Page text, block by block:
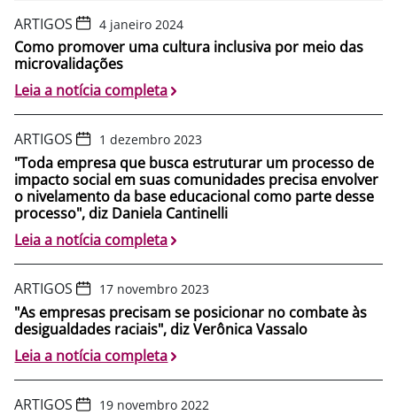
ARTIGOS 4 janeiro 2024
Como promover uma cultura inclusiva por meio das
microvalidações
Leia a notícia completa
ARTIGOS 1 dezembro 2023
"Toda empresa que busca estruturar um processo de
impacto social em suas comunidades precisa envolver
o nivelamento da base educacional como parte desse
processo", diz Daniela Cantinelli
Leia a notícia completa
ARTIGOS 17 novembro 2023
"As empresas precisam se posicionar no combate às
desigualdades raciais", diz Verônica Vassalo
Leia a notícia completa
ARTIGOS 19 novembro 2022